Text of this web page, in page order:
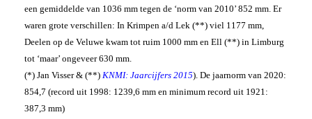
een gemiddelde van 1036 mm tegen de ‘norm van 2010’ 852 mm. Er
waren grote verschillen: In Krimpen a/d Lek (**) viel 1177 mm,
Deelen op de Veluwe kwam tot ruim 1000 mm en Ell (**) in Limburg
tot ‘maar’ ongeveer 630 mm.
(*) Jan Visser & (**) KNMI: Jaarcijfers 2015). De jaarnorm van 2020:
854,7 (record uit 1998: 1239,6 mm en minimum record uit 1921:
387,3 mm)